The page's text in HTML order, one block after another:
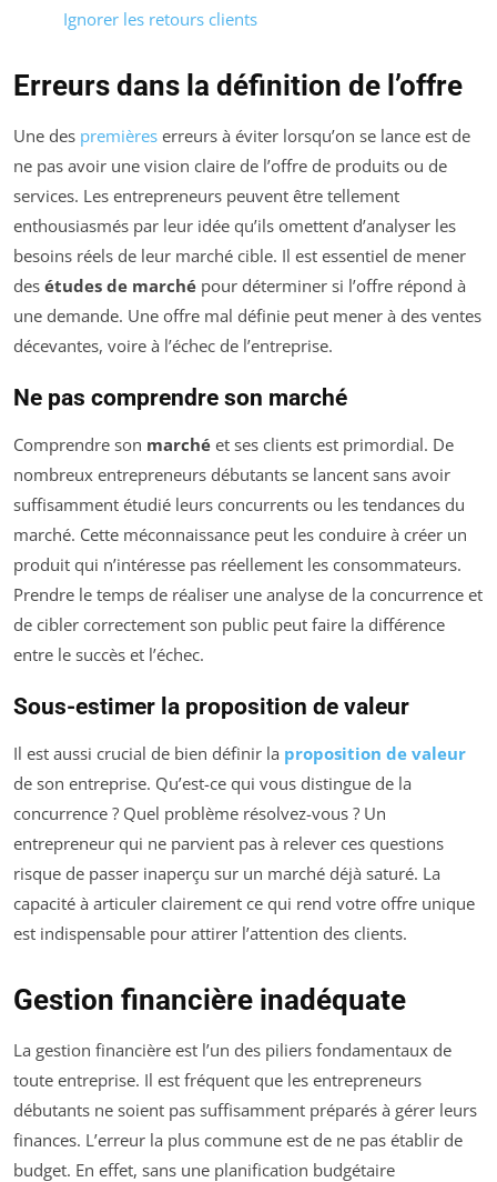
Ignorer les retours clients
Erreurs dans la définition de l’offre
Une des premières erreurs à éviter lorsqu’on se lance est de
ne pas avoir une vision claire de l’offre de produits ou de
services. Les entrepreneurs peuvent être tellement
enthousiasmés par leur idée qu’ils omettent d’analyser les
besoins réels de leur marché cible. Il est essentiel de mener
des études de marché pour déterminer si l’offre répond à
une demande. Une offre mal définie peut mener à des ventes
décevantes, voire à l’échec de l’entreprise.
Ne pas comprendre son marché
Comprendre son marché et ses clients est primordial. De
nombreux entrepreneurs débutants se lancent sans avoir
suffisamment étudié leurs concurrents ou les tendances du
marché. Cette méconnaissance peut les conduire à créer un
produit qui n’intéresse pas réellement les consommateurs.
Prendre le temps de réaliser une analyse de la concurrence et
de cibler correctement son public peut faire la différence
entre le succès et l’échec.
Sous-estimer la proposition de valeur
Il est aussi crucial de bien définir la proposition de valeur
de son entreprise. Qu’est-ce qui vous distingue de la
concurrence ? Quel problème résolvez-vous ? Un
entrepreneur qui ne parvient pas à relever ces questions
risque de passer inaperçu sur un marché déjà saturé. La
capacité à articuler clairement ce qui rend votre offre unique
est indispensable pour attirer l’attention des clients.
Gestion financière inadéquate
La gestion financière est l’un des piliers fondamentaux de
toute entreprise. Il est fréquent que les entrepreneurs
débutants ne soient pas suffisamment préparés à gérer leurs
finances. L’erreur la plus commune est de ne pas établir de
budget. En effet, sans une planification budgétaire